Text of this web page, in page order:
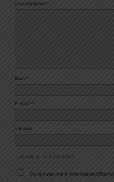
Commentaire *
Nom *
E-mail *
Site web
Oui, ajoutez moi à votre liste de diffusion.